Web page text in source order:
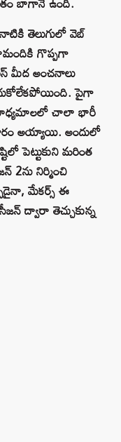
తెలుగులో వెబ్
గొప్పగా
మీద అంచనాలు
పైగా
చాలా భారీ
అయ్యాయి. అందులో
పెట్టుకుని మరింత
2ను నిర్మించి
మేకర్స్ ఈ
ద్వారా తెచ్చుకున్న